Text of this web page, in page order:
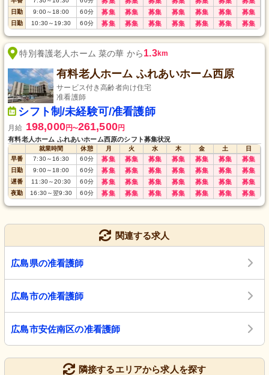
日勤 9:00～18:00 60分 募集 募集 募集 募集 募集 募集 募集
日勤 10:30～19:30 60分 募集 募集 募集 募集 募集 募集 募集
特別養護老人ホーム 菜の華 から1.3km
有料老人ホーム ふれあいホーム西原
サービス付き高齢者向け住宅
准看護師
シフト制/未経験可/准看護師
月給 198,000円〜261,500円
有料老人ホーム ふれあいホーム西原のシフト募集状況
就業時間 休憩 月 火 水 木 金 土
日
早番
7:30～16:30 60分 募集 募集 募集 募集 募集 募集 募集
日勤 9:00～18:00 60分 募集 募集 募集 募集 募集 募集 募集
遅番 11:30～20:30 60分 募集 募集 募集 募集 募集 募集 募集
夜勤 16:30～翌9:30 60分 募集 募集 募集 募集 募集 募集 募集
関連する求人
広島県の准看護師
広島市の准看護師
広島市安佐南区の准看護師
隣接するエリアから求人を探す